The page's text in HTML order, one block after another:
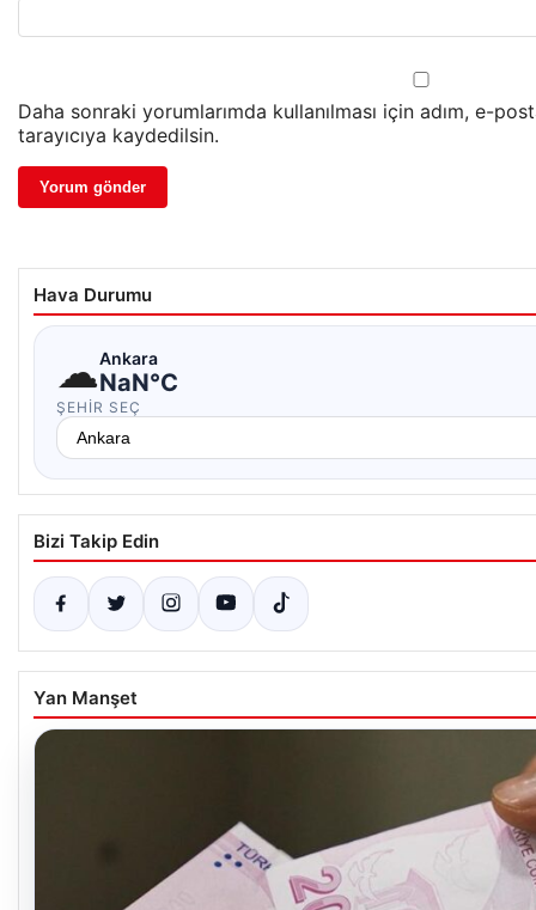
Daha sonraki yorumlarımda kullanılması için adım, e-
tarayıcıya kaydedilsin.
Hava Durumu
☁Ankara
NaN°C
ŞEHIR SEÇ
Bizi Takip Edin
Yan Manşet